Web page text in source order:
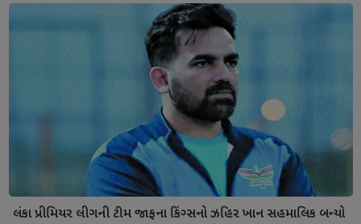
લંકા પ્રીમિયર લીગની ટીમ જાફના કિંગ્સનો ઝહિર ખાન સહમાલિક બન્યો